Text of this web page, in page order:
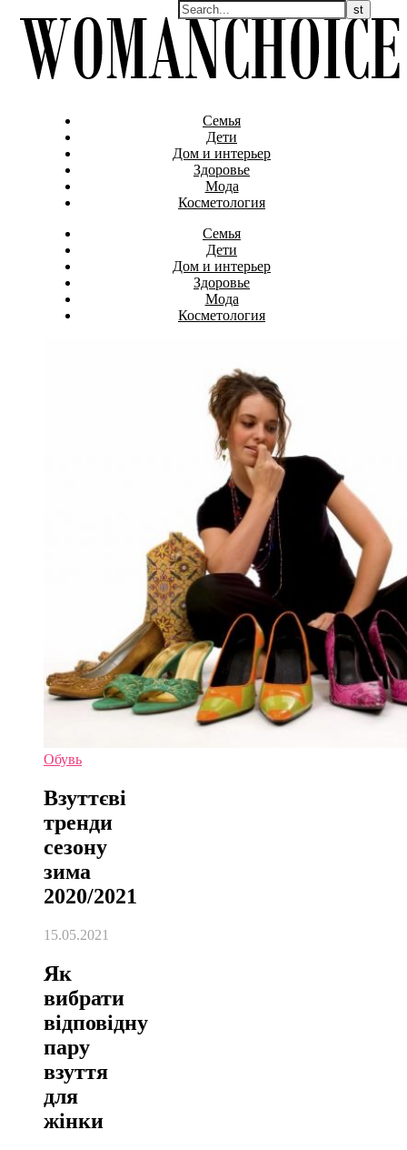
Семья
Дети
Дом и интерьер
Здоровье
Мода
Косметология
Семья
Дети
Дом и интерьер
Здоровье
Мода
Косметология
Обувь
Взуттєві
тренди
сезону
зима
2020/2021
15.05.2021
Як
вибрати
відповідну
пару
взуття
для
жінки